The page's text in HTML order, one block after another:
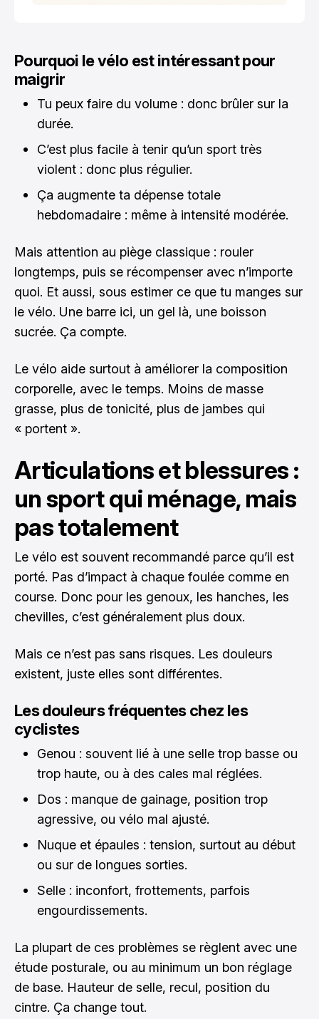
Pourquoi le vélo est intéressant pour
maigrir
Tu peux faire du volume : donc brûler sur la
durée.
C’est plus facile à tenir qu’un sport très
violent : donc plus régulier.
Ça augmente ta dépense totale
hebdomadaire : même à intensité modérée.
Mais attention au piège classique : rouler
longtemps, puis se récompenser avec n’importe
quoi. Et aussi, sous estimer ce que tu manges sur
le vélo. Une barre ici, un gel là, une boisson
sucrée. Ça compte.
Le vélo aide surtout à améliorer la composition
corporelle, avec le temps. Moins de masse
grasse, plus de tonicité, plus de jambes qui
« portent ».
Articulations et blessures :
un sport qui ménage, mais
pas totalement
Le vélo est souvent recommandé parce qu’il est
porté. Pas d’impact à chaque foulée comme en
course. Donc pour les genoux, les hanches, les
chevilles, c’est généralement plus doux.
Mais ce n’est pas sans risques. Les douleurs
existent, juste elles sont différentes.
Les douleurs fréquentes chez les
cyclistes
Genou : souvent lié à une selle trop basse ou
trop haute, ou à des cales mal réglées.
Dos : manque de gainage, position trop
agressive, ou vélo mal ajusté.
Nuque et épaules : tension, surtout au début
ou sur de longues sorties.
Selle : inconfort, frottements, parfois
engourdissements.
La plupart de ces problèmes se règlent avec une
étude posturale, ou au minimum un bon réglage
de base. Hauteur de selle, recul, position du
cintre. Ça change tout.